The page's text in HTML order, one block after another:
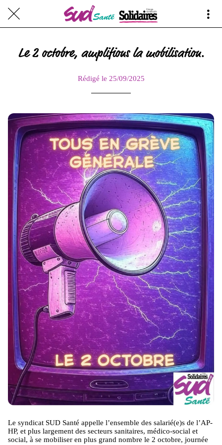
Le 2 octobre, amplifions la mobilisation.
Rédigé le 25/09/2025
Le syndicat SUD Santé appelle l’ensemble des salarié(e)s de l’AP-
HP, et plus largement des secteurs sanitaires, médico-social et
social, à se mobiliser en plus grand nombre le 2 octobre, journée